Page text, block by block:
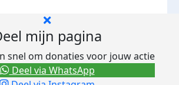
mijn pagina
snel om donaties voor jouw actie
Deel via WhatsApp